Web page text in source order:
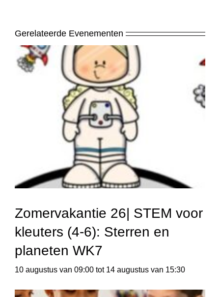
Gerelateerde Evenementen
Zomervakantie 26| STEM voor
kleuters (4-6): Sterren en
planeten WK7
10 augustus van 09:00 tot 14 augustus van 15:30